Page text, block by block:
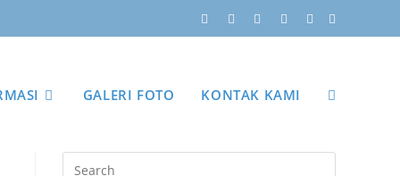
GALERI FOTO KONTAK KAMI